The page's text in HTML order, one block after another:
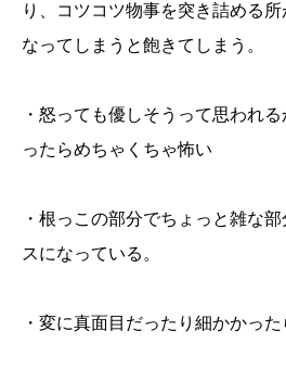
り、コツコツ物事を突き詰める所
なってしまうと飽きてしまう。
・怒っても優しそうって思われ
ったらめちゃくちゃ怖い
・根っこの部分でちょっと雑な
スになっている。
・変に真面目だったり細かかっ